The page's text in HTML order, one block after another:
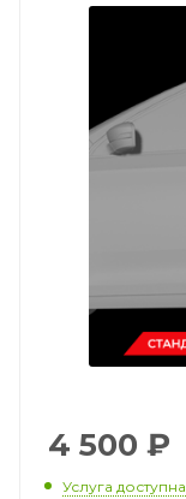
4 500 ₽
Услуга доступна